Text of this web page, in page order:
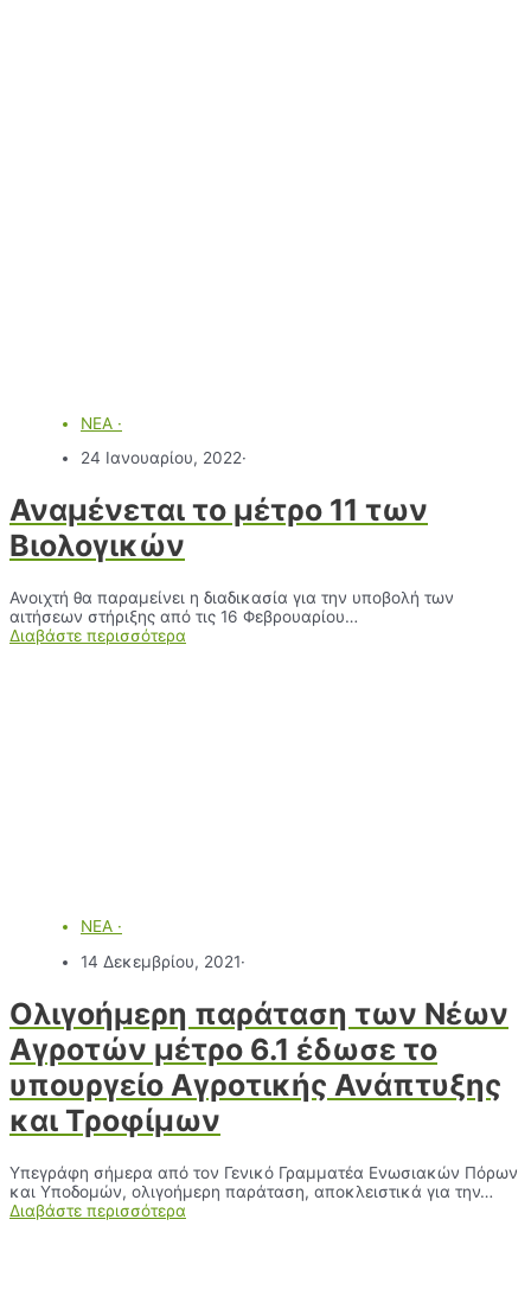
ΝΕΑ ·
24 Ιανουαρίου, 2022·
Αναμένεται το μέτρο 11 των
Βιολογικών
Ανοιχτή θα παραμείνει η διαδικασία για την υποβολή των
αιτήσεων στήριξης από τις 16 Φεβρουαρίου…
Διαβάστε περισσότερα
ΝΕΑ ·
14 Δεκεμβρίου, 2021·
Ολιγοήμερη παράταση των Νέων
Αγροτών μέτρο 6.1 έδωσε το
υπουργείο Αγροτικής Ανάπτυξης
και Τροφίμων
Υπεγράφη σήμερα από τον Γενικό Γραμματέα Ενωσιακών Πόρων
και Υποδομών, ολιγοήμερη παράταση, αποκλειστικά για την…
Διαβάστε περισσότερα